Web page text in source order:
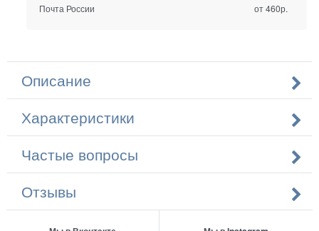
Почта России
от 460р.
Описание
Характеристики
Частые вопросы
Отзывы